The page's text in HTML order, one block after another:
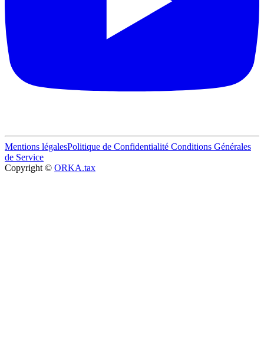
Mentions légalesPolitique de Confidentialité Conditions Générales
de Service
Copyright © ORKA.tax